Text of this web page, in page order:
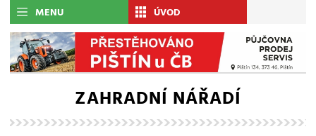
MENU ÚVOD
ZAHRADNÍ NÁŘADÍ